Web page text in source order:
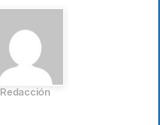
Redacción